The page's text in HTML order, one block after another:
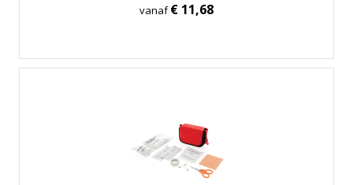
vanaf€ 11,68